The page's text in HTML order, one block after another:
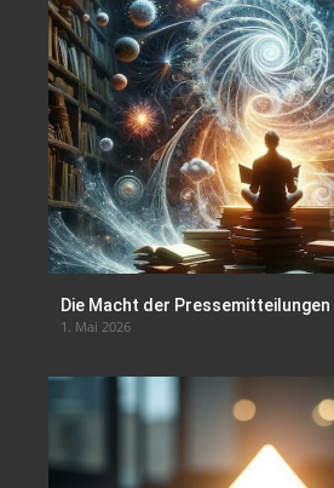
Die Macht der
1. Mai 2026